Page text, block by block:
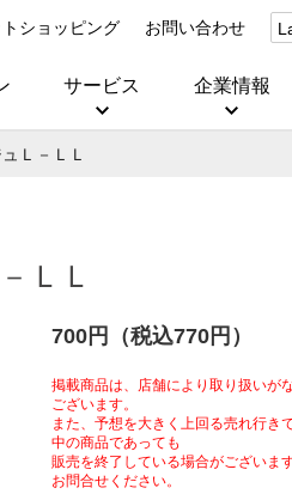
ショッピング お問い合わせ
サービス 企業情報
Ｌ－ＬＬ
ＬＬ
700円（税込770円）
掲載商品は、店舗により取り扱いが
ございます。
また、予想を大きく上回る売れ行き
中の商品であっても
販売を終了している場合がございま
お問合せください。